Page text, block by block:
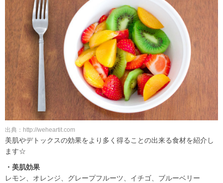
出典：http://weheartit.com
美肌やデトックスの効果をより多く得ることの出来る食材を紹介し
ます☆
・美肌効果
レモン、オレンジ、グレープフルーツ、イチゴ、ブルーベリー